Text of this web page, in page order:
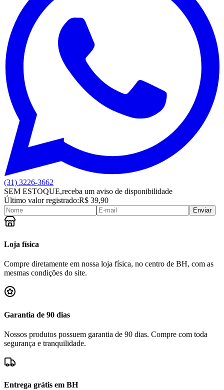
(31) 3226-3662
SEM ESTOQUE,receba um aviso de disponibilidade
Último valor registrado:R$ 39,90
Enviar
Loja física
Compre diretamente em nossa loja física, no centro de BH, com as
mesmas condições do site.
Garantia de 90 dias
Nossos produtos possuem garantia de 90 dias. Compre com toda
segurança e tranquilidade.
Entrega grátis em BH